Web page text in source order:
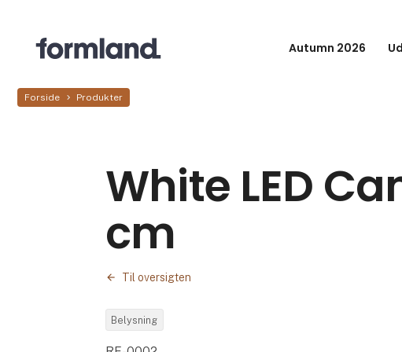
Autumn 2026
Forside Produkter
White LED
cm
Til oversigten
Belysning